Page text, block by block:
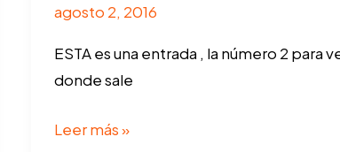
agosto 2, 2016
ESTA es una entrada , la número 2 para
donde sale
ENTRADA
Leer más »